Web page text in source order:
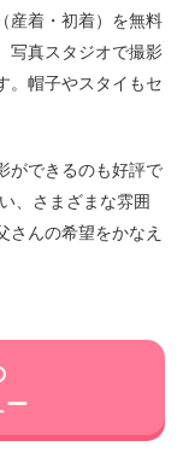
産着・初着）を無料
写真スタジオで撮影
。帽子やスタイもセ
ができるのも好評で
、さまざまな雰囲
さんの希望をかなえ
ー